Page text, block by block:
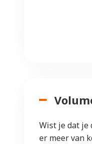
Wist je dat je
er meer van